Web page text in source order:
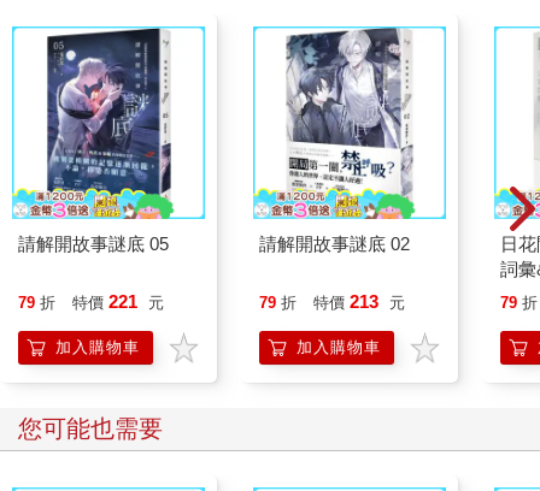
請解開故事謎底 05
79 折 特價 221 元
加入購物車
請解開故事謎底 02
79 折 特價 213 元
加入購物車
日
詞
79 折
您可能也需要